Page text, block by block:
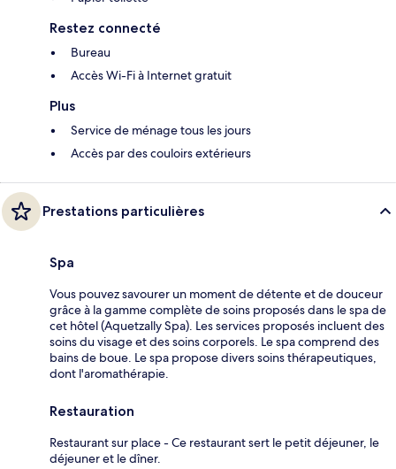
Restez connecté
Bureau
Accès Wi-Fi à Internet gratuit
Plus
Service de ménage tous les jours
Accès par des couloirs extérieurs
Prestations particulières
Spa
Vous pouvez savourer un moment de détente et de douceur
grâce à la gamme complète de soins proposés dans le spa de
cet hôtel (Aquetzally Spa). Les services proposés incluent des
soins du visage et des soins corporels. Le spa comprend des
bains de boue. Le spa propose divers soins thérapeutiques,
dont l'aromathérapie.
Restauration
Restaurant sur place - Ce restaurant sert le petit déjeuner, le
déjeuner et le dîner.